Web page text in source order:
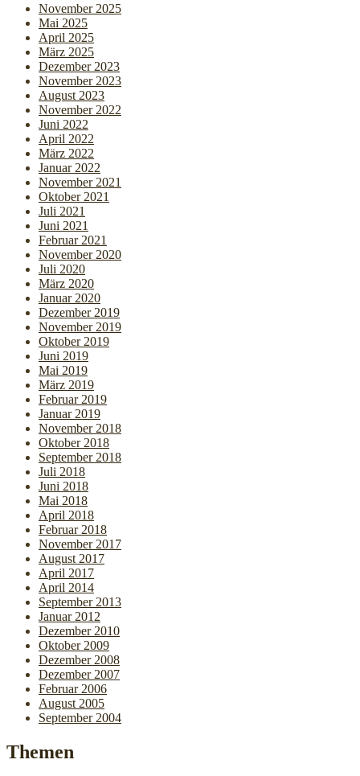
November 2025
Mai 2025
April 2025
März 2025
Dezember 2023
November 2023
August 2023
November 2022
Juni 2022
April 2022
März 2022
Januar 2022
November 2021
Oktober 2021
Juli 2021
Juni 2021
Februar 2021
November 2020
Juli 2020
März 2020
Januar 2020
Dezember 2019
November 2019
Oktober 2019
Juni 2019
Mai 2019
März 2019
Februar 2019
Januar 2019
November 2018
Oktober 2018
September 2018
Juli 2018
Juni 2018
Mai 2018
April 2018
Februar 2018
November 2017
August 2017
April 2017
April 2014
September 2013
Januar 2012
Dezember 2010
Oktober 2009
Dezember 2008
Dezember 2007
Februar 2006
August 2005
September 2004
Themen